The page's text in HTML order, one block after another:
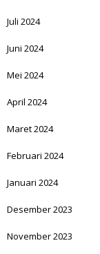
Juli 2024
Juni 2024
Mei 2024
April 2024
Maret 2024
Februari 2024
Januari 2024
Desember 2023
November 2023